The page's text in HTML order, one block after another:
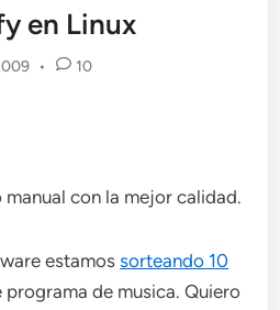
en Linux
• 10
manual con la mejor calidad.
estamossorteando 10
programa de musica. Quiero